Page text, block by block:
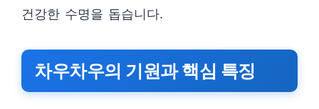
건강한 수명을 돕습니다.
차우차우의 기원과 핵심 특징